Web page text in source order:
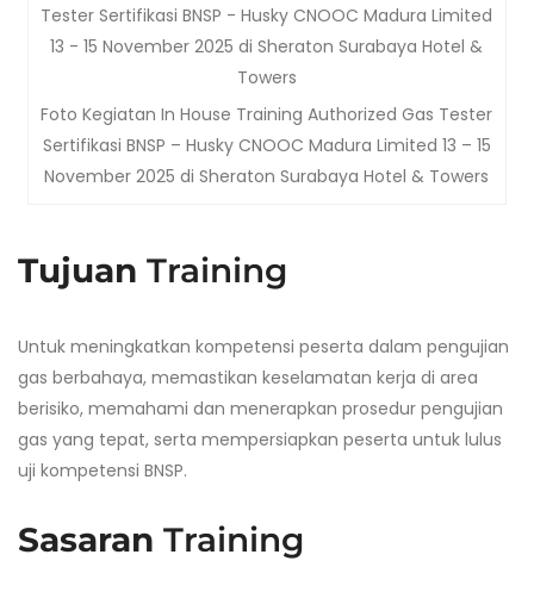
Foto Kegiatan In House Training Authorized Gas Tester
Sertifikasi BNSP – Husky CNOOC Madura Limited 13 – 15
November 2025 di Sheraton Surabaya Hotel & Towers
Tujuan Training
Untuk meningkatkan kompetensi peserta dalam pengujian
gas berbahaya, memastikan keselamatan kerja di area
berisiko, memahami dan menerapkan prosedur pengujian
gas yang tepat, serta mempersiapkan peserta untuk lulus
uji kompetensi BNSP.
Sasaran Training